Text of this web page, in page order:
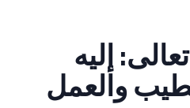
إليه
والعمل